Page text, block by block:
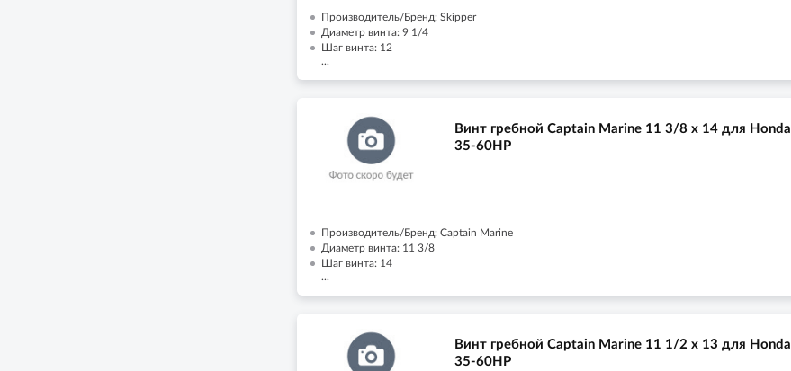
Производитель/Бренд: Skipper
Диаметр винта: 9 1/4
Шаг винта: 12
...
Винт гребной Captain Marine 11 3/8 x 14 для Honda
35-60HP
Производитель/Бренд: Captain Marine
Диаметр винта: 11 3/8
Шаг винта: 14
...
Винт гребной Captain Marine 11 1/2 x 13 для Honda
35-60HP